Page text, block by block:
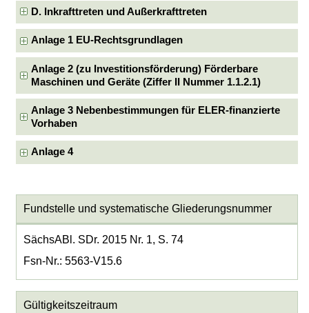
D. Inkrafttreten und Außerkrafttreten
Anlage 1 EU-Rechtsgrundlagen
Anlage 2 (zu Investitionsförderung) Förderbare
Maschinen und Geräte (Ziffer II Nummer 1.1.2.1)
Anlage 3 Nebenbestimmungen für ELER-finanzierte
Vorhaben
Anlage 4
Fundstelle und systematische Gliederungsnummer
SächsABl. SDr. 2015 Nr. 1, S. 74
Fsn-Nr.: 5563-V15.6
Gültigkeitszeitraum